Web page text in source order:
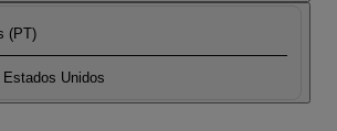
(PT)
Estados Unidos